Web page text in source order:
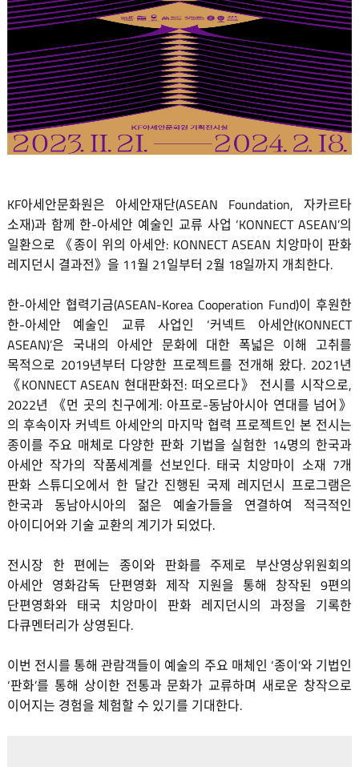
KF아세안문화원은 아세안재단(ASEAN Foundation, 자카르타
소재)과 함께 한-아세안 예술인 교류 사업 ‘KONNECT ASEAN’의
일환으로 《종이 위의 아세안: KONNECT ASEAN 치앙마이 판화
레지던시 결과전》을 11월 21일부터 2월 18일까지 개최한다.
한-아세안 협력기금(ASEAN-Korea Cooperation Fund)이 후원한
한-아세안 예술인 교류 사업인 ‘커넥트 아세안(KONNECT
ASEAN)’은 국내의 아세안 문화에 대한 폭넓은 이해 고취를
목적으로 2019년부터 다양한 프로젝트를 전개해 왔다. 2021년
《KONNECT ASEAN 현대판화전: 떠오르다》 전시를 시작으로,
2022년 《먼 곳의 친구에게: 아프로-동남아시아 연대를 넘어》
의 후속이자 커넥트 아세안의 마지막 협력 프로젝트인 본 전시는
종이를 주요 매체로 다양한 판화 기법을 실험한 14명의 한국과
아세안 작가의 작품세계를 선보인다. 태국 치앙마이 소재 7개
판화 스튜디오에서 한 달간 진행된 국제 레지던시 프로그램은
한국과 동남아시아의 젊은 예술가들을 연결하여 적극적인
아이디어와 기술 교환의 계기가 되었다.
전시장 한 편에는 종이와 판화를 주제로 부산영상위원회의
아세안 영화감독 단편영화 제작 지원을 통해 창작된 9편의
단편영화와 태국 치앙마이 판화 레지던시의 과정을 기록한
다큐멘터리가 상영된다.
이번 전시를 통해 관람객들이 예술의 주요 매체인 ‘종이’와 기법인
‘판화’를 통해 상이한 전통과 문화가 교류하며 새로운 창작으로
이어지는 경험을 체험할 수 있기를 기대한다.